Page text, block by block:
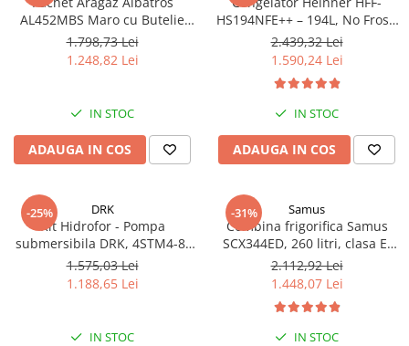
AL452MBS Maro cu Butelie
GPL 26L și Regulator Gaz – 4
Arzătoare pe Gaz, Cuptor pe
Gaz, Siguranță Plită + Cuptor,
Grătar Cuptor
1.798,73 Lei
1.248,82 Lei
IN STOC
ADAUGA IN COS
HS194NFE++ – 194L, No Frost,
6 Compartimente, Control
Electronic
2.439,32 Lei
1.590,24 Lei
IN STOC
ADAUGA IN COS
-25% DRK
Kit Hidrofor - Pompa
submersibila DRK, 4STM4-8,
putere 1.8 kW, debit 5m3/h, 8
turbine + Vas de expansiune
100 L, racord 5 cai, supapa de
1.575,03 Lei
1.188,65 Lei
IN STOC
-31% Samus
Combina frigorifica Samus
SCX344ED, 260 litri, clasa E,
inaltime 180 cm, dozator de
apa, termostat reglabil, usi
reversibile, lumina interioara
tip LED, picioare reglabile,
argintie
2.112,92 Lei
1.448,07 Lei
IN STOC